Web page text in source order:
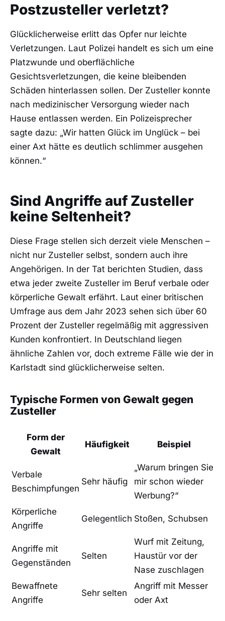
Postzusteller verletzt?
Glücklicherweise erlitt das Opfer nur leichte
Verletzungen. Laut Polizei handelt es sich um eine
Platzwunde und oberflächliche
Gesichtsverletzungen, die keine bleibenden
Schäden hinterlassen sollen. Der Zusteller konnte
nach medizinischer Versorgung wieder nach
Hause entlassen werden. Ein Polizeisprecher
sagte dazu: „Wir hatten Glück im Unglück – bei
einer Axt hätte es deutlich schlimmer ausgehen
können.“
Sind Angriffe auf Zusteller
keine Seltenheit?
Diese Frage stellen sich derzeit viele Menschen –
nicht nur Zusteller selbst, sondern auch ihre
Angehörigen. In der Tat berichten Studien, dass
etwa jeder zweite Zusteller im Beruf verbale oder
körperliche Gewalt erfährt. Laut einer britischen
Umfrage aus dem Jahr 2023 sehen sich über 60
Prozent der Zusteller regelmäßig mit aggressiven
Kunden konfrontiert. In Deutschland liegen
ähnliche Zahlen vor, doch extreme Fälle wie der in
Karlstadt sind glücklicherweise selten.
Typische Formen von Gewalt gegen
Zusteller
Form der
Gewalt
Häufigkeit Beispiel
Verbale
Beschimpfungen
Sehr häufig
„Warum bringen Sie
mir schon wieder
Werbung?“
Körperliche
Angriffe
Gelegentlich Stoßen, Schubsen
Angriffe mit
Gegenständen
Selten
Wurf mit Zeitung,
Haustür vor der
Nase zuschlagen
Bewaffnete
Angriffe
Sehr selten
Angriff mit Messer
oder Axt